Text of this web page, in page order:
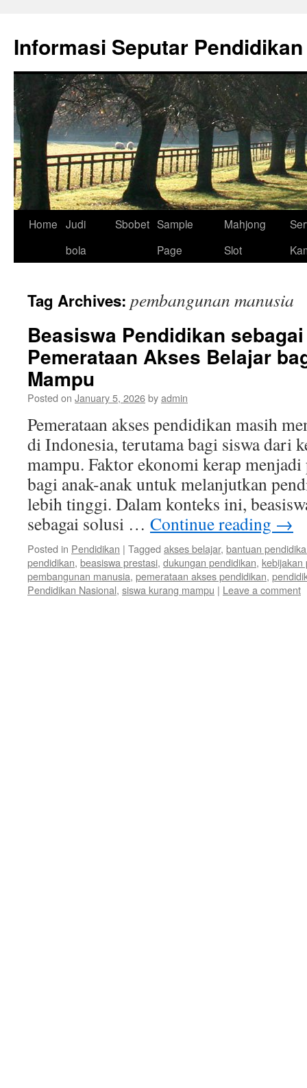
content
Informasi Seputar Pendidikan
Home Judi
bola
Sbobet Sample
Page
Mahjong
Slot
Tag Archives: pembangunan manusia
Beasiswa Pendidikan
Pemerataan Akses Belajar
Mampu
Posted on January 5, 2026byadmin
Pemerataan akses pendidikan masih
di Indonesia, terutama bagi siswa dari
mampu. Faktor ekonomi kerap menjadi
bagi anak-anak untuk melanjutkan
lebih tinggi. Dalam konteks ini,
sebagai solusi … Continue reading →
Posted in Pendidikan | Tagged akses belajar, bantuan
pendidikan, beasiswa prestasi, dukungan pendidikan, kebijakan
pembangunan manusia, pemerataan akses pendidikan,
Pendidikan Nasional, siswa kurang mampu | Leave a comment